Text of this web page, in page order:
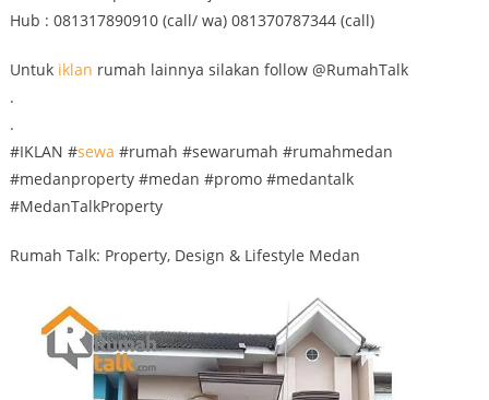
Hub : 081317890910 (call/ wa) 081370787344 (call)
Untuk iklan rumah lainnya silakan follow @RumahTalk
.
.
#IKLAN #sewa #rumah #sewarumah #rumahmedan
#medanproperty #medan #promo #medantalk
#MedanTalkProperty
Rumah Talk: Property, Design & Lifestyle Medan